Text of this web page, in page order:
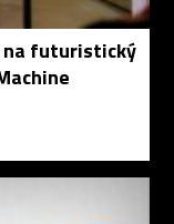
na futuristický